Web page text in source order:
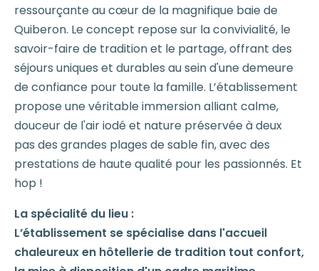
ressourçante au cœur de la magnifique baie de
Quiberon. Le concept repose sur la convivialité, le
savoir-faire de tradition et le partage, offrant des
séjours uniques et durables au sein d'une demeure
de confiance pour toute la famille. L’établissement
propose une véritable immersion alliant calme,
douceur de l'air iodé et nature préservée à deux
pas des grandes plages de sable fin, avec des
prestations de haute qualité pour les passionnés. Et
hop !
La spécialité du lieu :
L’établissement se spécialise dans l'accueil
chaleureux en hôtellerie de tradition tout confort,